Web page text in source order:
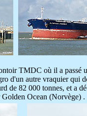
TMDC où il a
d'un autre vraquier qui
de 82 000 tonnes, et a
Golden Ocean (Norvège) .